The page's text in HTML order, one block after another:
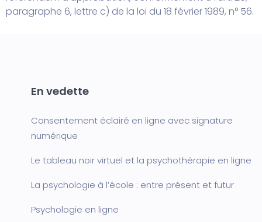
paragraphe 6, lettre c) de la loi du 18 février 1989, n° 56.
En vedette
Consentement éclairé en ligne avec signature
numérique
Le tableau noir virtuel et la psychothérapie en ligne
La psychologie à l’école : entre présent et futur
Psychologie en ligne